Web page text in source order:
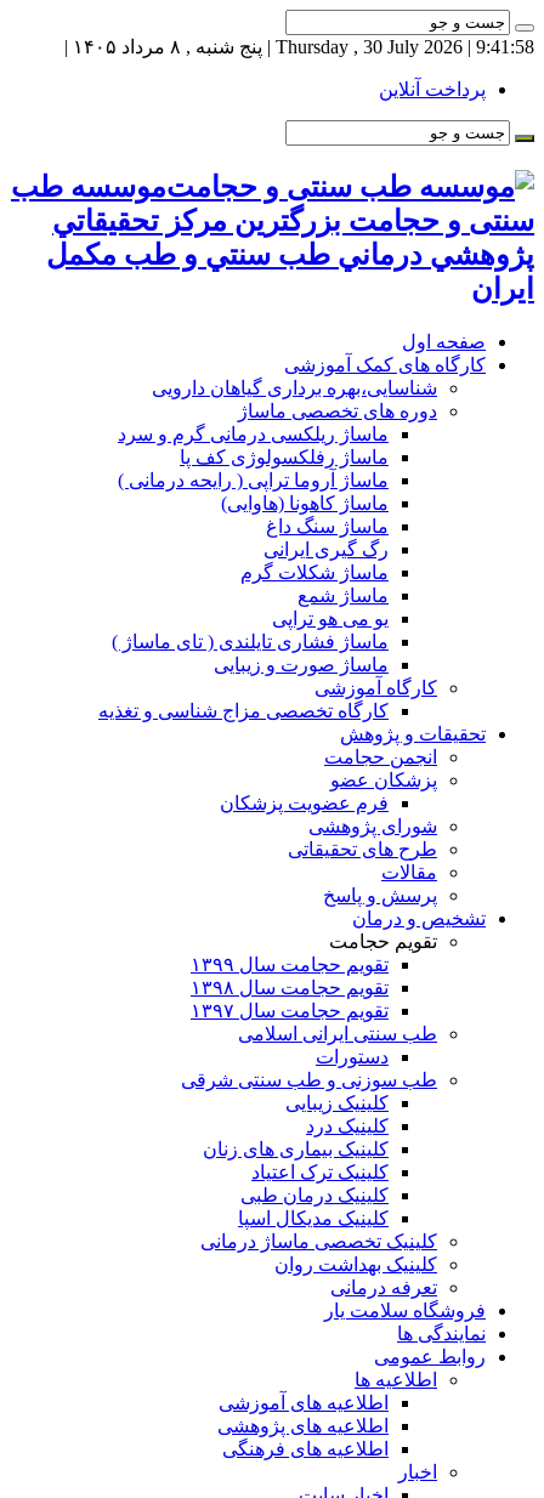
9:41:58 | Thursday , 30 July 2026 | پنج شنبه , ۸ مرداد ۱۴۰۵ |
پرداخت آنلاین
موسسه طب
سنتی و حجامت بزرگترين مركز تحقيقاتي
پژوهشي درماني طب سنتي و طب مكمل
ايران
صفحه اول
کارگاه های کمک آموزشی
شناسایی،بهره برداری گیاهان دارویی
دوره های تخصصی ماساژ
ماساژ ریلکسی درمانی گرم و سرد
ماساژ رفلکسولوژی کف پا
ماساژ آروما تراپی ( رایحه درمانی )
ماساژ کاهونا (هاوایی)
ماساژ سنگ داغ
رگ گیری ایرانی
ماساژ شکلات گرم
ماساژ شمع
یو می هو تراپی
ماساژ فشاری تایلندی ( تای ماساژ )
ماساژ صورت و زیبایی
کارگاه آموزشی
کارگاه تخصصی مزاج شناسی و تغذیه
تحقیقات و پژوهش
انجمن حجامت
پزشکان عضو
فرم عضویت پزشکان
شورای پژوهشی
طرح های تحقیقاتی
مقالات
پرسش و پاسخ
تشخیص و درمان
تقویم حجامت
تقویم حجامت سال ۱۳۹۹
تقویم حجامت سال ۱۳۹۸
تقویم حجامت سال ۱۳۹۷
طب سنتی ایرانی اسلامی
دستورات
طب سوزنی و طب سنتی شرقی
کلینیک زیبایی
کلینیک درد
کلینیک بیماری های زنان
کلینیک ترک اعتیاد
کلینیک درمان طبی
کلینیک مدیکال اسپا
کلینیک تخصصی ماساژ درمانی
کلینیک بهداشت روان
تعرفه درمانی
فروشگاه سلامت یار
نمایندگی ها
روابط عمومی
اطلاعیه ها
اطلاعیه های آموزشی
اطلاعیه های پژوهشی
اطلاعیه های فرهنگی
اخبار